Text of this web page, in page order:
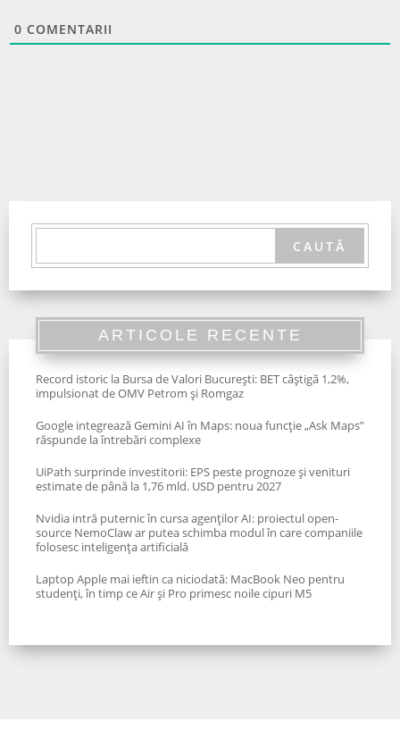
0 COMENTARII
ARTICOLE RECENTE
Record istoric la Bursa de Valori București: BET câștigă 1,2%,
impulsionat de OMV Petrom și Romgaz
Google integrează Gemini AI în Maps: noua funcție „Ask Maps”
răspunde la întrebări complexe
UiPath surprinde investitorii: EPS peste prognoze și venituri
estimate de până la 1,76 mld. USD pentru 2027
Nvidia intră puternic în cursa agenților AI: proiectul open-
source NemoClaw ar putea schimba modul în care companiile
folosesc inteligența artificială
Laptop Apple mai ieftin ca niciodată: MacBook Neo pentru
studenți, în timp ce Air și Pro primesc noile cipuri M5